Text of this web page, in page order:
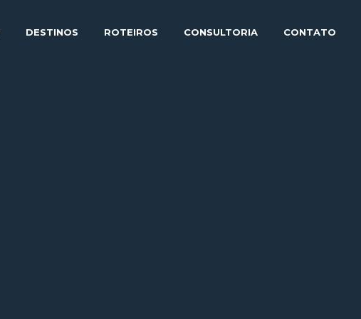
DESTINOS ROTEIROS CONSULTORIA CONTATO